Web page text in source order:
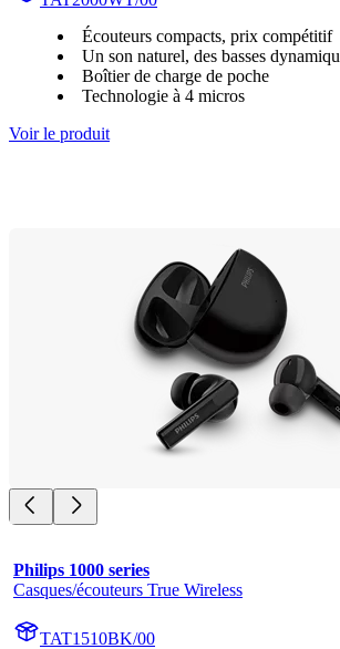
Écouteurs compacts, prix compétitif
Un son naturel, des basses
Boîtier de charge de poche
Technologie à 4 micros
Voir le produit
Philips 1000 series
Casques/écouteurs True Wireless
TAT1510BK/00